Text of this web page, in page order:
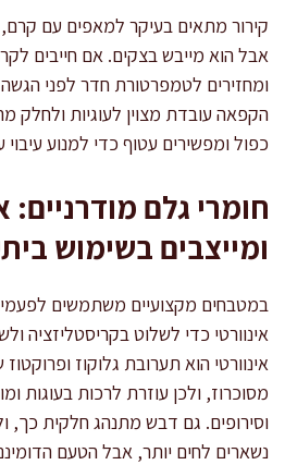
קירור מתאים בעיקר למאפים עם קרם,
אבל הוא מייבש בצקים. אם חייבים
ומחזירים לטמפרטורת חדר לפני
הקפאה עובדת מצוין לעוגיות ולחלק
כפול ומפשירים עטוף כדי למנוע
חומרי גלם מודרניים:
ומייצבים בשימוש
במטבחים מקצועיים משתמשים
אינוורטי כדי לשלוט בקריסטליזציה
אינוורטי הוא תערובת גלוקוז
מסוכרוז, ולכן עוזרת לרכות בעוגות
וסירופים. גם דבש מתנהג חלקית כך,
נשארים לחים יותר, אבל הטעם